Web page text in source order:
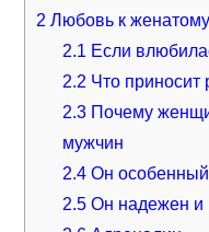
2 Любовь к
2.1 Если
2.2 Что
2.3Почему
мужчин
2.4Он
2.5Он надежен и